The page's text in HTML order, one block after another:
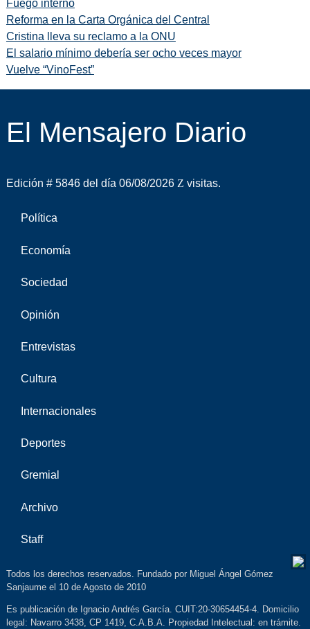
Fuego interno
Reforma en la Carta Orgánica del Central
Cristina lleva su reclamo a la ONU
El salario mínimo debería ser ocho veces mayor
Vuelve “VinoFest”
El Mensajero Diario
Edición # 5846 del día 06/08/2026 visitas.
Política
Economía
Sociedad
Opinión
Entrevistas
Cultura
Internacionales
Deportes
Gremial
Archivo
Staff
Todos los derechos reservados. Fundado por Miguel Ángel Gómez
Sanjaume el 10 de Agosto de 2010
Es publicación de Ignacio Andrés García. CUIT:20-30654454-4. Domicilio
legal: Navarro 3438, CP 1419, C.A.B.A. Propiedad Intelectual: en trámite.